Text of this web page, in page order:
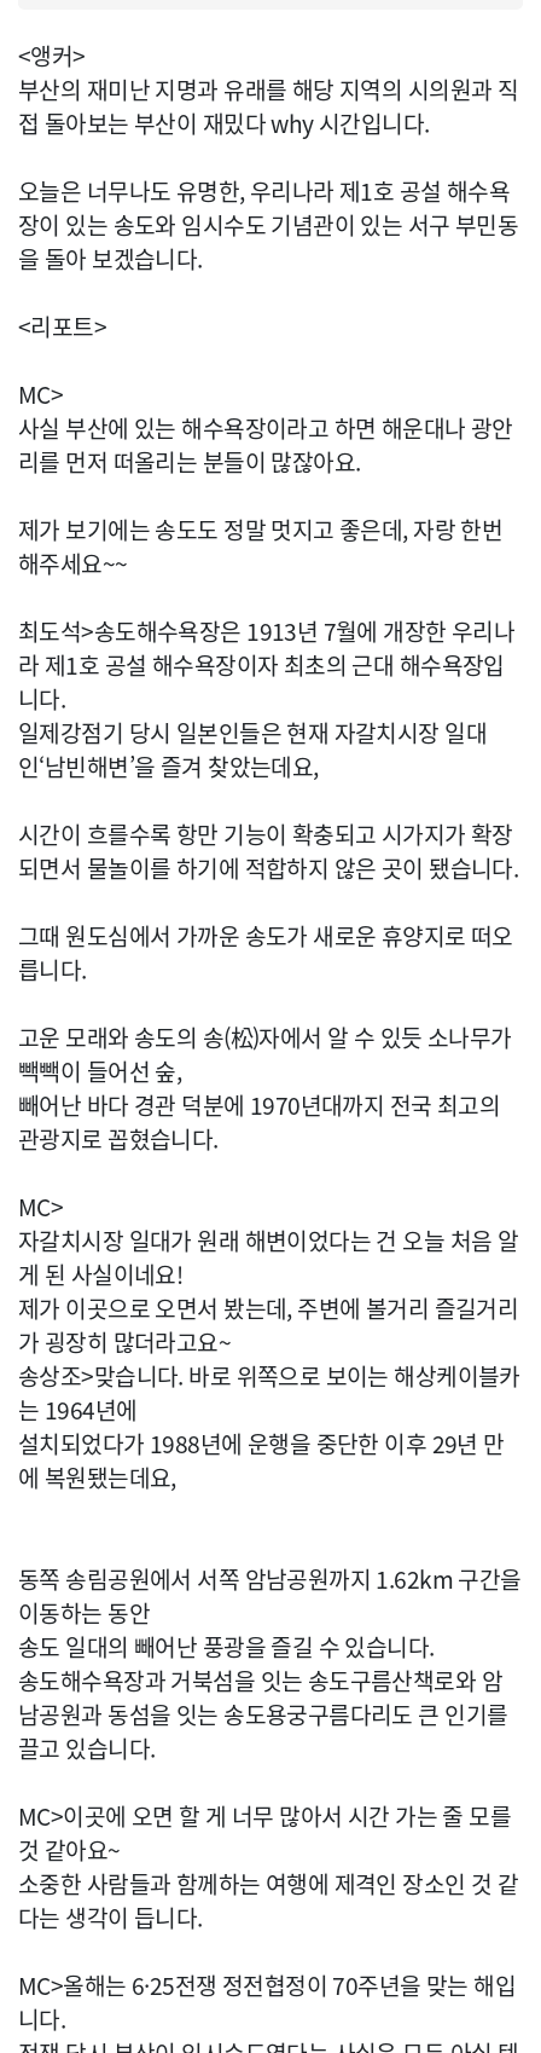
<앵커>
부산의 재미난 지명과 유래를 해당 지역의 시의원과 직
접 돌아보는 부산이 재밌다 why 시간입니다.
오늘은 너무나도 유명한, 우리나라 제1호 공설 해수욕
장이 있는 송도와 임시수도 기념관이 있는 서구 부민동
을 돌아 보겠습니다.
<리포트>
MC>
사실 부산에 있는 해수욕장이라고 하면 해운대나 광안
리를 먼저 떠올리는 분들이 많잖아요.
제가 보기에는 송도도 정말 멋지고 좋은데, 자랑 한번
해주세요~~
최도석>송도해수욕장은 1913년 7월에 개장한 우리나
라 제1호 공설 해수욕장이자 최초의 근대 해수욕장입
니다.
일제강점기 당시 일본인들은 현재 자갈치시장 일대
인‘남빈해변’을 즐겨 찾았는데요,
시간이 흐를수록 항만 기능이 확충되고 시가지가 확장
되면서 물놀이를 하기에 적합하지 않은 곳이 됐습니다.
그때 원도심에서 가까운 송도가 새로운 휴양지로 떠오
릅니다.
고운 모래와 송도의 송(松)자에서 알 수 있듯 소나무가
빽빽이 들어선 숲,
빼어난 바다 경관 덕분에 1970년대까지 전국 최고의
관광지로 꼽혔습니다.
MC>
자갈치시장 일대가 원래 해변이었다는 건 오늘 처음 알
게 된 사실이네요!
제가 이곳으로 오면서 봤는데, 주변에 볼거리 즐길거리
가 굉장히 많더라고요~
송상조>맞습니다. 바로 위쪽으로 보이는 해상케이블카
는 1964년에
설치되었다가 1988년에 운행을 중단한 이후 29년 만
에 복원됐는데요,
동쪽 송림공원에서 서쪽 암남공원까지 1.62km 구간을
이동하는 동안
송도 일대의 빼어난 풍광을 즐길 수 있습니다.
송도해수욕장과 거북섬을 잇는 송도구름산책로와 암
남공원과 동섬을 잇는 송도용궁구름다리도 큰 인기를
끌고 있습니다.
MC>이곳에 오면 할 게 너무 많아서 시간 가는 줄 모를
것 같아요~
소중한 사람들과 함께하는 여행에 제격인 장소인 것 같
다는 생각이 듭니다.
MC>올해는 6·25전쟁 정전협정이 70주년을 맞는 해입
니다.